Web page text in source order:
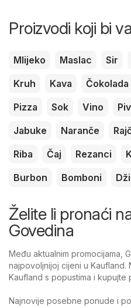
Proizvodi koji bi
Mlijeko Maslac Sir
Kruh
Kava Čokolada
Pizza
Sok Vino
Jabuke
Naranče
Riba
Čaj Rezanci
Burbon
Bomboni
Želite li pronaći
Govedina
Među aktualnim promocijama,
najpovoljnijoj cijeni u Kaufland.
Kaufland s popustima i kupujte
Najnovije posebne ponude i